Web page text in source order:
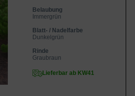
Belaubung
Immergrün
Blatt- / Nadelfarbe
Dunkelgrün
Rinde
Graubraun
Lieferbar ab KW41